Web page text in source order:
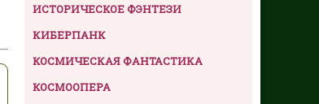
ИСТОРИЧЕСКОЕ ФЭНТЕЗИ
КИБЕРПАНК
КОСМИЧЕСКАЯ ФАНТАСТИКА
КОСМООПЕРА